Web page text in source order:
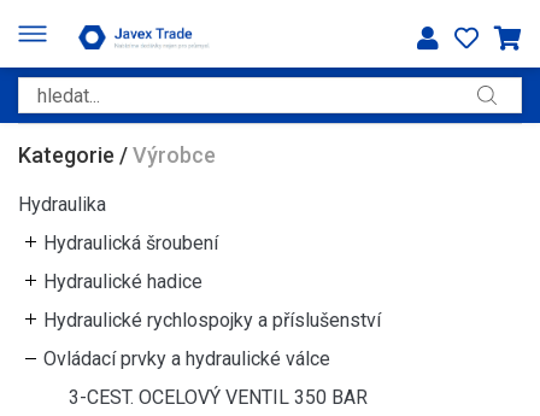
Kategorie /Výrobce
Hydraulika
Hydraulická šroubení
Hydraulické hadice
Hydraulické rychlospojky a příslušenství
Ovládací prvky a hydraulické válce
3-CEST. OCELOVÝ VENTIL 350 BAR